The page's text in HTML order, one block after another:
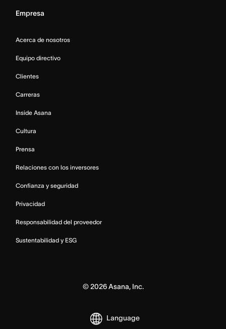
Empresa
Acerca de nosotros
Equipo directivo
Clientes
Carreras
Inside Asana
Cultura
Prensa
Relaciones con los inversores
Confianza y seguridad
Privacidad
Responsabilidad del proveedor
Sustentabilidad y ESG
© 2026Asana, Inc.
Language